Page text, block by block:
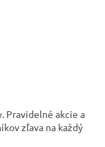
Pravidelné akcie a
zľava na každý